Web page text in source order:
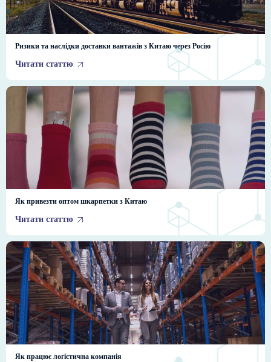
Ризики та наслідки доставки вантажів з Китаю через Росію
Читати статтю
Як привезти оптом шкарпетки з Китаю
Читати статтю
Як працює логістична компанія